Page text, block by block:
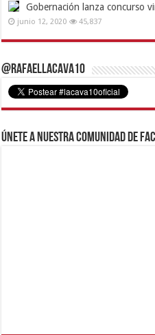
Gobernación lanza concurso
junio 12, 2020 45,837
@RafaelLacava10
Únete a nuestra comunidad de